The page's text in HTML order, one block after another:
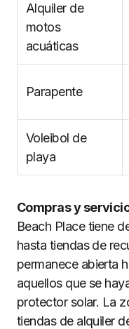
Alquiler de
motos
acuáticas
Parapente
Voleibol de
playa
Compras y
Beach Place tiene
hasta tiendas de
permanece abierta
aquellos que se
protector solar. La
tiendas de alquiler